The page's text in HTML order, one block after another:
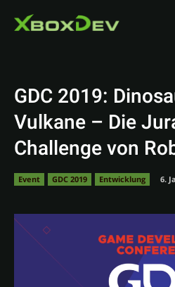
GDC 2019:
Vulkane – Die
Challenge von
Event GDC 2019 Entwicklung 6.